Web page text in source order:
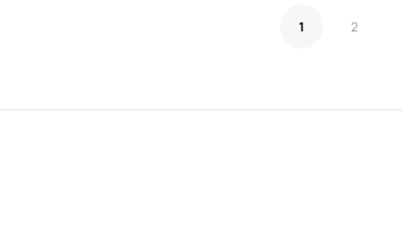
1 2